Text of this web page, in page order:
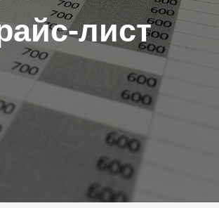
лист